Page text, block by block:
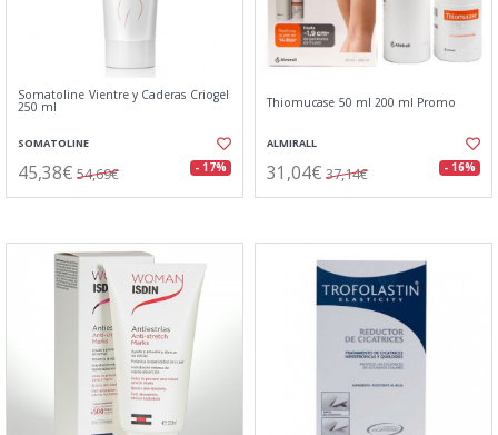
Somatoline Vientre y Caderas Criogel
250 ml
SOMATOLINE
45,38€ 54,69€ - 17%
Thiomucase 50 ml 200 ml Promo
ALMIRALL
31,04€ 37,14€ - 16%